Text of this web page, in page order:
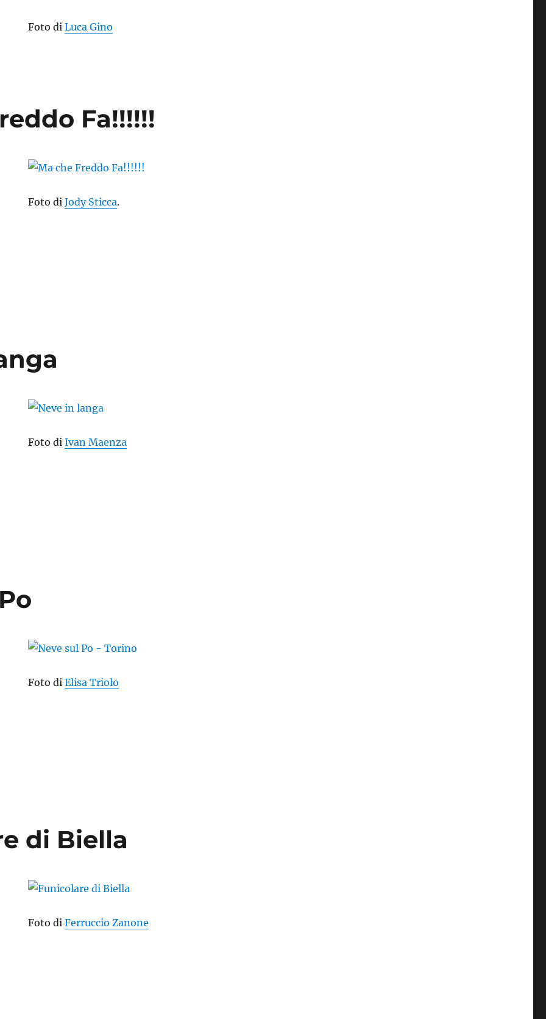
Foto diLuca Gino
Fa!!!!!!
Foto diJody Sticca.
Foto diIvan Maenza
Foto diElisa Triolo
di Biella
Foto diFerruccio Zanone